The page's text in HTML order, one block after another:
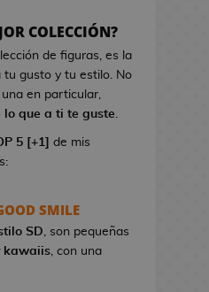
COLECCIÓN?
de figuras, es la
tu gusto y tu estilo. No
en particular,
lo que a ti te guste.
5 [+1]
de mis
SMILE
SD, son pequeñas
kawaiis, con una